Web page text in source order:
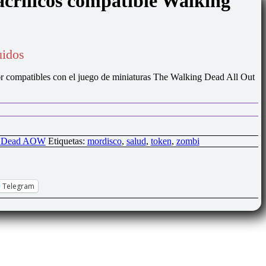
compatibles con el juego de miniaturas The Walking Dead All Out
AOW Etiquetas: mordisco, salud, token, zombi
Telegram